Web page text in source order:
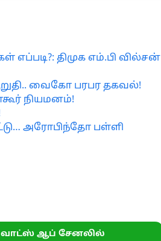
திமுக எம்.பி வில்சன்
வைகோ பரபர தகவல்!
நியமனம்!
அரோபிந்தோ பள்ளி
வாட்ஸ் ஆப் சேனலில்